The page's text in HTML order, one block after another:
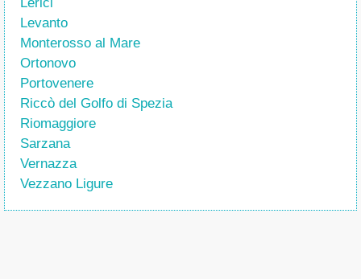
Levanto
Monterosso al Mare
Ortonovo
Portovenere
Riccò del Golfo di Spezia
Riomaggiore
Sarzana
Vernazza
Vezzano Ligure